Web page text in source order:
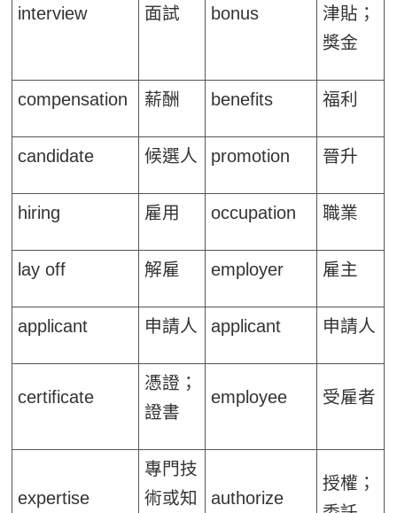
interview 面試 bonus
津貼；
獎金
compensation 薪酬 benefits 福利
candidate 候選人 promotion 晉升
hiring 雇用 occupation 職業
lay off 解雇 employer 雇主
applicant 申請人 applicant 申請人
certificate
憑證；
證書
employee 受雇者
expertise
專門技
術或知
authorize
授權；